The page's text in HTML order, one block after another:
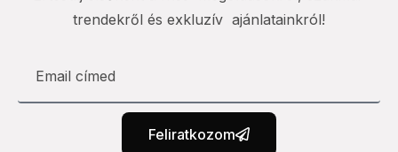
trendekről és exkluzív ajánlatainkról!
Feliratkozom